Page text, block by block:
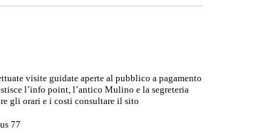
visite guidate aperte al pubblico a pagamento
l’info point, l’antico Mulino e la segreteria
gli orari e i costi consultare il sito
77